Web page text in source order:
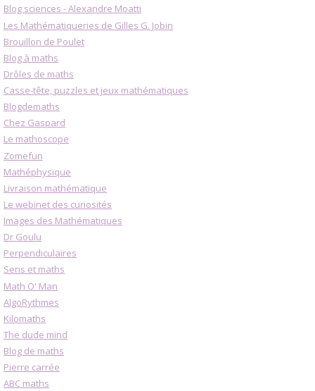
Blog sciences - Alexandre Moatti
Les Mathématiqueries de Gilles G. Jobin
Brouillon de Poulet
Blog à maths
Drôles de maths
Casse-tête, puzzles et jeux mathématiques
Blogdemaths
Chez Gaspard
Le mathoscope
Zomefun
Mathéphysique
Livraison mathématique
Le webinet des curiosités
Images des Mathématiques
Dr Goulu
Perpendiculaires
Sens et maths
Math O' Man
AlgoRythmes
Kilomaths
The dude mind
Blog de maths
Pierre carrée
ABC maths